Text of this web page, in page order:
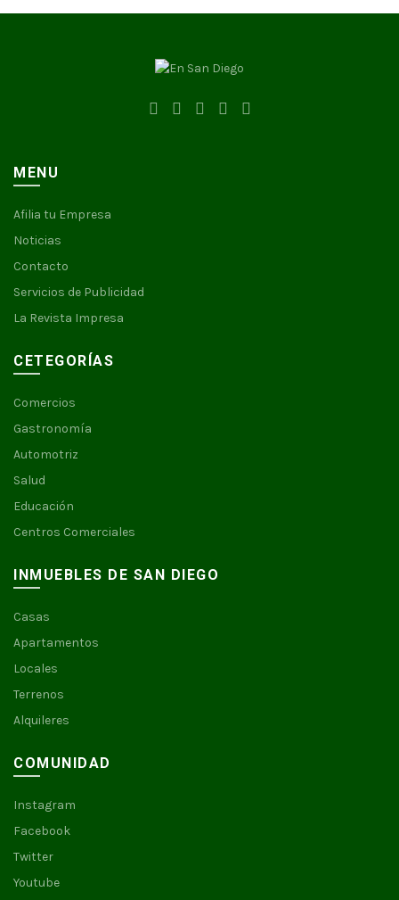
MENU
Afilia tu Empresa
Noticias
Contacto
Servicios de Publicidad
La Revista Impresa
CETEGORÍAS
Comercios
Gastronomía
Automotriz
Salud
Educación
Centros Comerciales
INMUEBLES DE SAN DIEGO
Casas
Apartamentos
Locales
Terrenos
Alquileres
COMUNIDAD
Instagram
Facebook
Twitter
Youtube